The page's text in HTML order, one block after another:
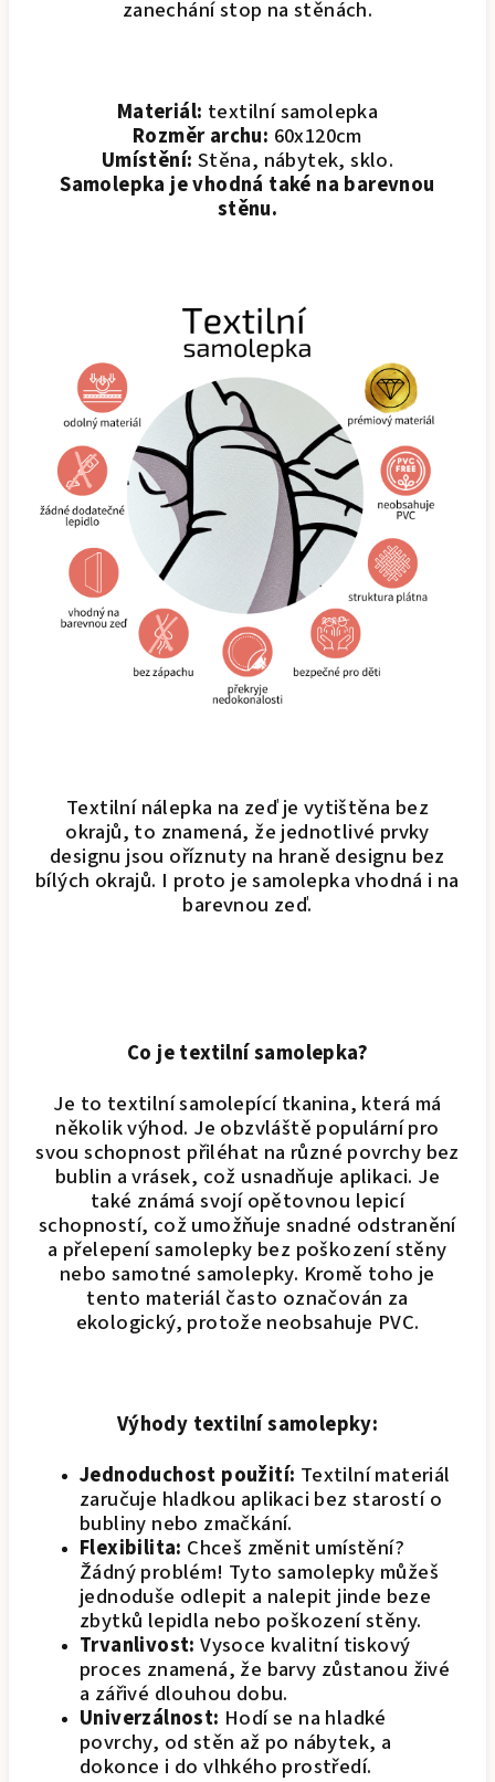
zanechání stop na stěnách.
Materiál: textilní samolepka
Rozměr archu: 60x120cm
Umístění: Stěna, nábytek, sklo.
Samolepka je vhodná také na barevnou
stěnu.
Textilní nálepka na zeď je vytištěna bez
okrajů, to znamená, že jednotlivé prvky
designu jsou oříznuty na hraně designu bez
bílých okrajů. I proto je samolepka vhodná i na
barevnou zeď.
Co je textilní samolepka?
Je to textilní samolepící tkanina, která má
několik výhod. Je obzvláště populární pro
svou schopnost přiléhat na různé povrchy bez
bublin a vrásek, což usnadňuje aplikaci. Je
také známá svojí opětovnou lepicí
schopností, což umožňuje snadné odstranění
a přelepení samolepky bez poškození stěny
nebo samotné samolepky. Kromě toho je
tento materiál často označován za
ekologický, protože neobsahuje PVC.
Výhody textilní samolepky:
Jednoduchost použití: Textilní materiál
zaručuje hladkou aplikaci bez starostí o
bubliny nebo zmačkání.
Flexibilita: Chceš změnit umístění?
Žádný problém! Tyto samolepky můžeš
jednoduše odlepit a nalepit jinde beze
zbytků lepidla nebo poškození stěny.
Trvanlivost: Vysoce kvalitní tiskový
proces znamená, že barvy zůstanou živé
a zářivé dlouhou dobu.
Univerzálnost: Hodí se na hladké
povrchy, od stěn až po nábytek, a
dokonce i do vlhkého prostředí.